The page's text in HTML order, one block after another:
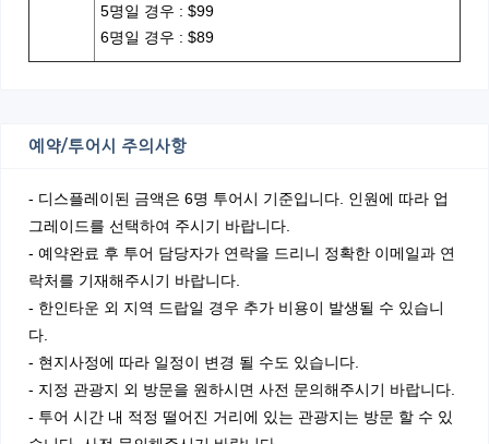
5명일 경우 : $99
6명일 경우 : $89
예약/투어시 주의사항
- 디스플레이된 금액은 6명 투어시 기준입니다. 인원에 따라 업
그레이드를 선택하여 주시기 바랍니다.
- 예약완료 후 투어 담당자가 연락을 드리니 정확한 이메일과 연
락처를 기재해주시기 바랍니다.
- 한인타운 외 지역 드랍일 경우 추가 비용이 발생될 수 있습니
다.
- 현지사정에 따라 일정이 변경 될 수도 있습니다.
- 지정 관광지 외 방문을 원하시면 사전 문의해주시기 바랍니다.
- 투어 시간 내 적정 떨어진 거리에 있는 관광지는 방문 할 수 있